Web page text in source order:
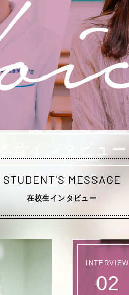
本音インタビュー
STUDENT'S MESSAGE
在校生インタビュー
INTERVIEW
02